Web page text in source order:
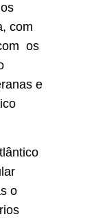
com
os
e
o